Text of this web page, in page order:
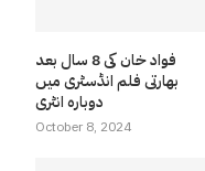
فواد خان کی 8 سال بعد
بھارتی فلم انڈسٹری میں
دوبارہ انٹری
October 8, 2024